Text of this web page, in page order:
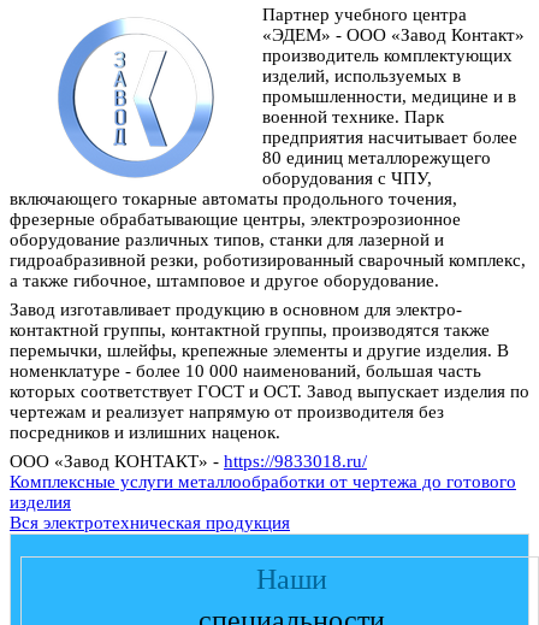
Партнер учебного центра
«ЭДЕМ» - ООО «Завод Контакт»
производитель комплектующих
изделий, используемых в
промышленности, медицине и в
военной технике. Парк
предприятия насчитывает более
80 единиц металлорежущего
оборудования с ЧПУ,
включающего токарные автоматы продольного точения,
фрезерные обрабатывающие центры, электроэрозионное
оборудование различных типов, станки для лазерной и
гидроабразивной резки, роботизированный сварочный комплекс,
а также гибочное, штамповое и другое оборудование.
Завод изготавливает продукцию в основном для электро-
контактной группы, контактной группы, производятся также
перемычки, шлейфы, крепежные элементы и другие изделия. В
номенклатуре - более 10 000 наименований, большая часть
которых соответствует ГОСТ и ОСТ. Завод выпускает изделия по
чертежам и реализует напрямую от производителя без
посредников и излишних наценок.
ООО «Завод КОНТАКТ» - https://9833018.ru/
Комплексные услуги металлообработки от чертежа до готового
изделия
Вся электротехническая продукция
Наши